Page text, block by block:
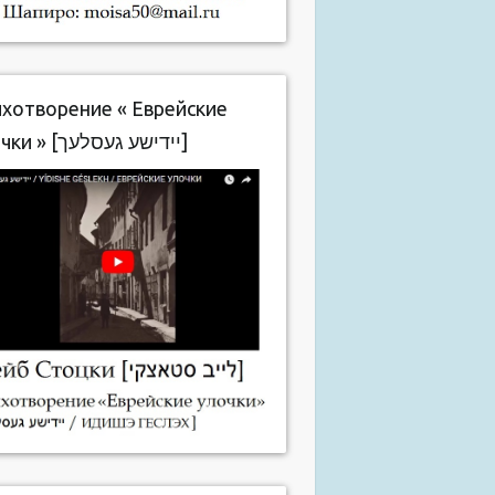
« Еврейские
улочки » [יידישע געסלעך]